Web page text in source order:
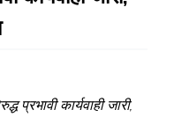
प्रभावी कार्यवाही जारी,